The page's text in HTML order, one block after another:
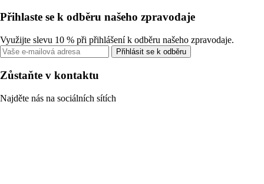
Přihlaste se k odběru našeho zpravodaje
Využijte slevu 10 % při přihlášení k odběru našeho zpravodaje.
Přihlásit se k odběru
Zůstaňte v kontaktu
Najděte nás na sociálních sítích